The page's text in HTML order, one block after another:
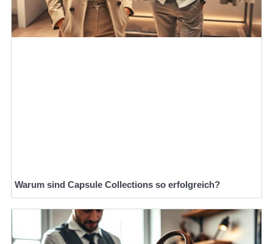
Warum sind Capsule Collections so erfolgreich?